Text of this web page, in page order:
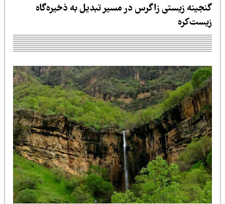
زیستی زاگرس در مسیر تبدیل به ذخیره‌گاه